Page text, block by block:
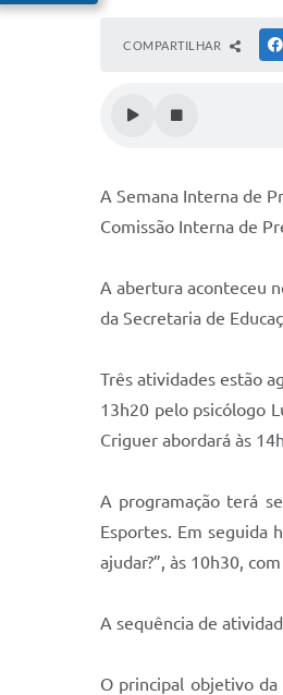
COMPARTILHAR
A Semana Interna de
Comissão Interna de
A abertura aconteceu
da Secretaria de
Três atividades estão
13h20 pelo psicólogo
Criguer abordará às
A programação terá
Esportes. Em seguida
ajudar?”, às 10h30,
A sequência de
O principal objetivo